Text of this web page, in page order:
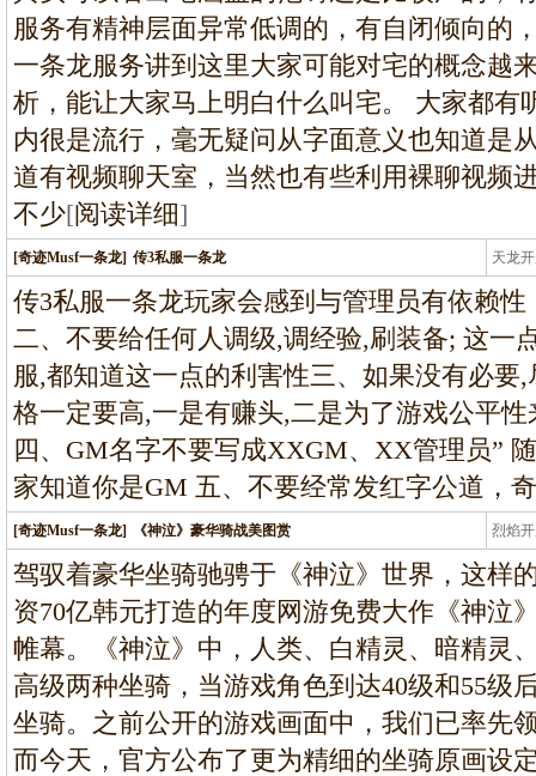
服务有精神层面异常低调的，有自闭倾向的
一条龙服务讲到这里大家可能对宅的概念越
析，能让大家马上明白什么叫宅。 大家都有
内很是流行，毫无疑问从字面意义也知道是
道有视频聊天室，当然也有些利用裸聊视频
不少[阅读详细]
[奇迹Musf一条龙] 传3私服一条龙 天龙
龙
传3私服一条龙玩家会感到与管理员有依赖
二、不要给任何人调级,调经验,刷装备; 这一
服,都知道这一点的利害性三、如果没有必要
格一定要高,一是有赚头,二是为了游戏公平
四、GM名字不要写成XXGM、XX管理员”
家知道你是GM 五、不要经常发红字公道，
[奇迹Musf一条龙] 《神泣》豪华骑战美图赏 烈焰
龙
驾驭着豪华坐骑驰骋于《神泣》世界，这样
资70亿韩元打造的年度网游免费大作《神泣
帷幕。《神泣》中，人类、白精灵、暗精灵
高级两种坐骑，当游戏角色到达40级和55级
坐骑。之前公开的游戏画面中，我们已率先
而今天，官方公布了更为精细的坐骑原画设